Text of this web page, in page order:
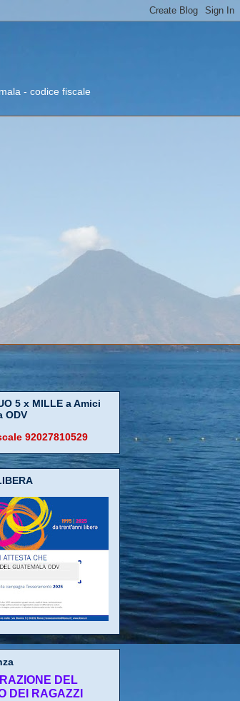
- codice fiscale
5 x MILLE a Amici
ODV
92027810529
DEL
DEI RAGAZZI